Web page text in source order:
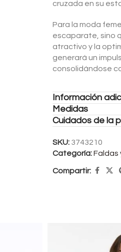
cruzada en su
Para la moda
escaparate, sino
atractivo y la
generará un
consolidándose
Información
Medidas
Cuidados de la
SKU: 3743210
Categoría:Faldas
Compartir: